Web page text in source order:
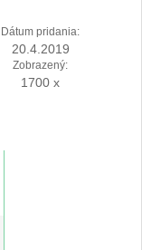
Dátum pridania:
20.4.2019
Zobrazený:
1700 x